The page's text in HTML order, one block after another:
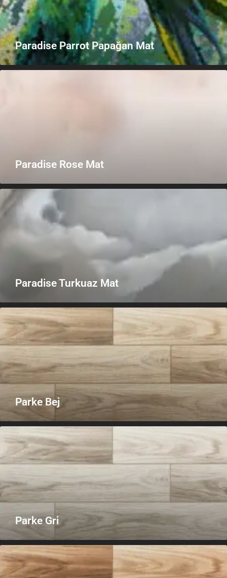
Paradise Parrot Papağan Mat
Paradise Rose Mat
Paradise Turkuaz Mat
Parke Bej
Parke Gri